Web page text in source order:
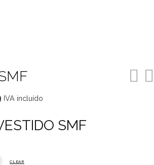
O
atual
IVA incluído
SMF
CLEAR